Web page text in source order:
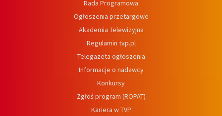
Rada Programowa
Ogłoszenia przetargowe
Akademia Telewizyjna
Regulamin tvp.pl
Telegazeta ogłoszenia
Informacje o nadawcy
Konkursy
Zgłoś program (ROPAT)
Kariera w TVP